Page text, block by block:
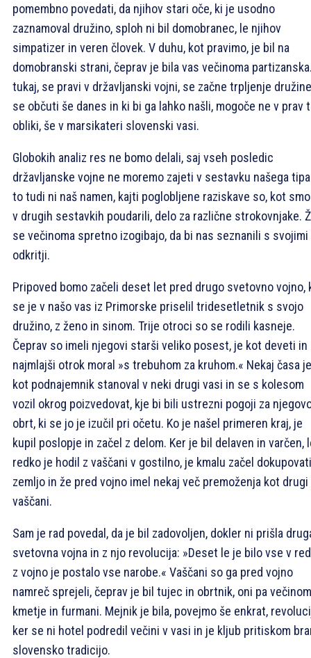
pomembno povedati, da njihov stari oče, ki je usodno
zaznamoval družino, sploh ni bil domobranec, le njihov
simpatizer in veren človek. V duhu, kot pravimo, je bil na
domobranski strani, čeprav je bila vas večinoma
tukaj, se pravi v državljanski vojni, se začne trpljenje
se občuti še danes in ki bi ga lahko našli, mogoče ne v prav
obliki, še v marsikateri slovenski vasi.
Globokih analiz res ne bomo delali, saj vseh posledic
državljanske vojne ne moremo zajeti v sestavku našega
to tudi ni naš namen, kajti poglobljene raziskave so, kot
v drugih sestavkih poudarili, delo za različne strokovnjake.
se večinoma spretno izogibajo, da bi nas seznanili s svojimi
odkritji.
Pripoved bomo začeli deset let pred drugo svetovno vojno,
se je v našo vas iz Primorske priselil tridesetletnik s svojo
družino, z ženo in sinom. Trije otroci so se rodili kasneje.
Čeprav so imeli njegovi starši veliko posest, je kot deveti in
najmlajši otrok moral »s trebuhom za kruhom.« Nekaj časa je
kot podnajemnik stanoval v neki drugi vasi in se s kolesom
vozil okrog poizvedovat, kje bi bili ustrezni pogoji za
obrt, ki se jo je izučil pri očetu. Ko je našel primeren kraj, je
kupil poslopje in začel z delom. Ker je bil delaven in varčen,
redko je hodil z vaščani v gostilno, je kmalu začel
zemljo in že pred vojno imel nekaj več premoženja kot drugi
vaščani.
Sam je rad povedal, da je bil zadovoljen, dokler ni prišla
svetovna vojna in z njo revolucija: »Deset le je bilo vse v
z vojno je postalo vse narobe.« Vaščani so ga pred vojno
namreč sprejeli, čeprav je bil tujec in obrtnik, oni pa
kmetje in furmani. Mejnik je bila, povejmo še enkrat,
ker se ni hotel podredil večini v vasi in je kljub pritiskom
slovensko tradicijo.